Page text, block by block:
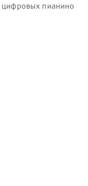
цифровых пианино